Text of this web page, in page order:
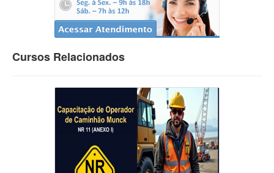
Cursos Relacionados